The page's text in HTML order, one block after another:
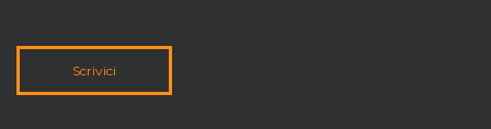
Scrivici